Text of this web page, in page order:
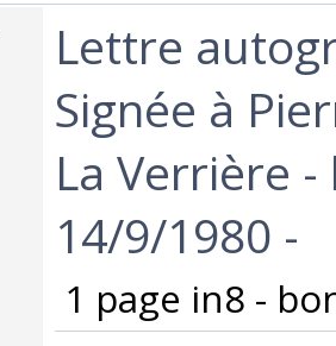
‎Lettre
Signée à
La Verrière -
14/9/1980 - ‎
1 page in8 -